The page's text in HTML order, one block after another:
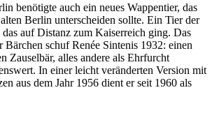
benötigte auch ein neues Wappentier, das
Berlin unterscheiden sollte. Ein Tier der
auf Distanz zum Kaiserreich ging. Das
Bärchen schuf Renée Sintenis 1932: einen
Zauselbär, alles andere als Ehrfurcht
In einer leicht veränderten Version mit
aus dem Jahr 1956 dient er seit 1960 als